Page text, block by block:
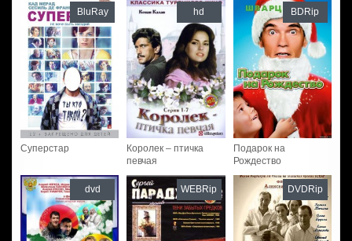
Суперстар
BluRay
Королек – птичка
певчая
hd
Подарок на
Рождество
BDRip
dvd WEBRip DVDRip